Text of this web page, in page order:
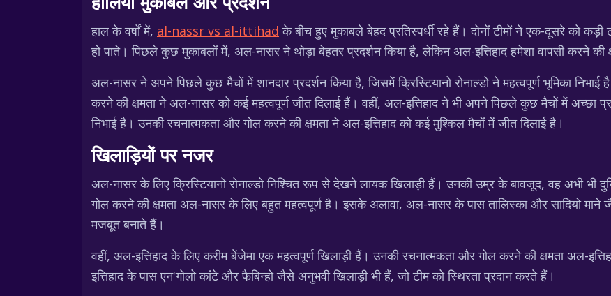
हालिया मुकाबले और प्रदर्शन
हाल के वर्षों में, al-nassr vs al-ittihad के बीच हुए मुकाबले बेहद प्रतिस्पर्धी रहे हैं। दोनों टीमों ने एक-दूसरे को
हो पाते। पिछले कुछ मुकाबलों में, अल-नासर ने थोड़ा बेहतर प्रदर्शन किया है, लेकिन अल-इत्तिहाद हमेशा वापसी करने की
अल-नासर ने अपने पिछले कुछ मैचों में शानदार प्रदर्शन किया है, जिसमें क्रिस्टियानो रोनाल्डो ने महत्वपूर्ण भूमिका
करने की क्षमता ने अल-नासर को कई महत्वपूर्ण जीत दिलाई हैं। वहीं, अल-इत्तिहाद ने भी अपने पिछले कुछ मैचों में अच्छा
निभाई है। उनकी रचनात्मकता और गोल करने की क्षमता ने अल-इत्तिहाद को कई मुश्किल मैचों में जीत दिलाई है।
खिलाड़ियों पर नजर
अल-नासर के लिए क्रिस्टियानो रोनाल्डो निश्चित रूप से देखने लायक खिलाड़ी हैं। उनकी उम्र के बावजूद, वह अभी भी
गोल करने की क्षमता अल-नासर के लिए बहुत महत्वपूर्ण है। इसके अलावा, अल-नासर के पास तालिस्का और सादियो माने
मजबूत बनाते हैं।
वहीं, अल-इत्तिहाद के लिए करीम बेंजेमा एक महत्वपूर्ण खिलाड़ी हैं। उनकी रचनात्मकता और गोल करने की क्षमता अल-
इत्तिहाद के पास एन'गोलो कांटे और फैबिन्हो जैसे अनुभवी खिलाड़ी भी हैं, जो टीम को स्थिरता प्रदान करते हैं।